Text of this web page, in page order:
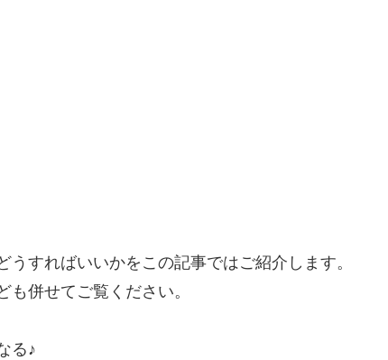
すればいいかをこの記事ではご紹介します。
併せてご覧ください。
る♪